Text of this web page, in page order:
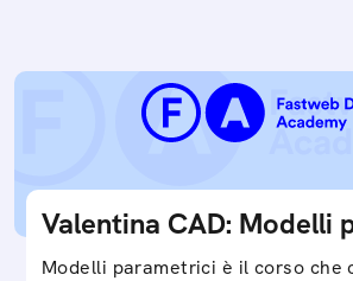
Valentina CAD: Modelli
Modelli parametrici è il corso che